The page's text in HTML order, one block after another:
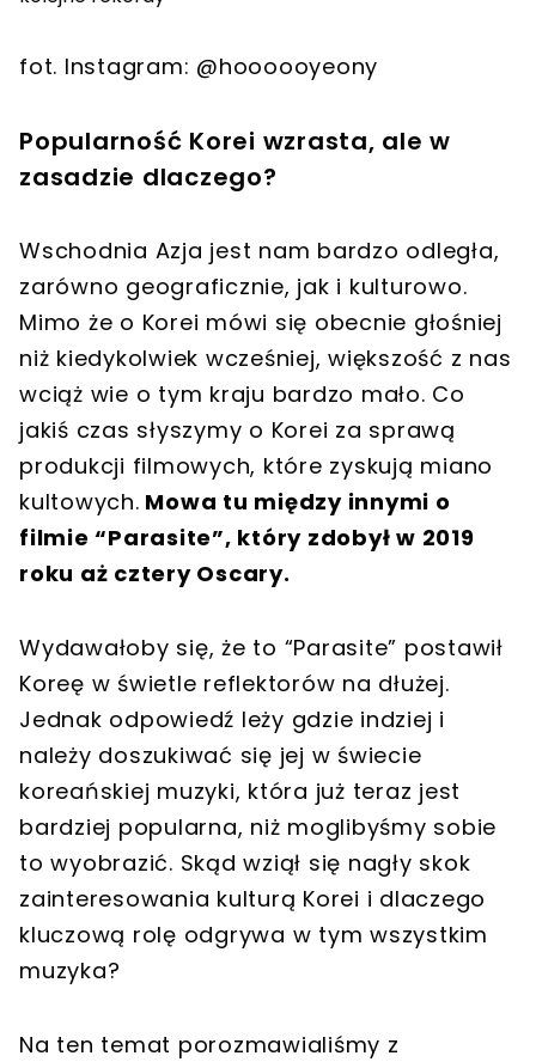
fot. Instagram: @hoooooyeony
Popularność Korei wzrasta, ale w
zasadzie dlaczego?
Wschodnia Azja jest nam bardzo odległa,
zarówno geograficznie, jak i kulturowo.
Mimo że o Korei mówi się obecnie głośniej
niż kiedykolwiek wcześniej, większość z nas
wciąż wie o tym kraju bardzo mało. Co
jakiś czas słyszymy o Korei za sprawą
produkcji filmowych, które zyskują miano
kultowych. Mowa tu między innymi o
filmie “Parasite”, który zdobył w 2019
roku aż cztery Oscary.
Wydawałoby się, że to “Parasite” postawił
Koreę w świetle reflektorów na dłużej.
Jednak odpowiedź leży gdzie indziej i
należy doszukiwać się jej w świecie
koreańskiej muzyki, która już teraz jest
bardziej popularna, niż moglibyśmy sobie
to wyobrazić. Skąd wziął się nagły skok
zainteresowania kulturą Korei i dlaczego
kluczową rolę odgrywa w tym wszystkim
muzyka?
Na ten temat porozmawialiśmy z